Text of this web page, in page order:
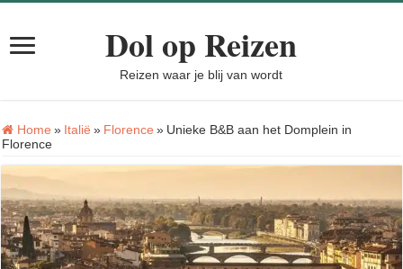
Dol op Reizen
Reizen waar je blij van wordt
Home » Italië » Florence » Unieke B&B aan het Domplein in
Florence